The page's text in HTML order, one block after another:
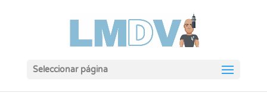
Seleccionar página